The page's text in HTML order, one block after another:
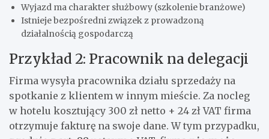
Wyjazd ma charakter służbowy (szkolenie branżowe)
Istnieje bezpośredni związek z prowadzoną
działalnością gospodarczą
Przykład 2: Pracownik na delegacji
Firma wysyła pracownika działu sprzedaży na
spotkanie z klientem w innym mieście. Za nocleg
w hotelu kosztujący 300 zł netto + 24 zł VAT firma
otrzymuje fakturę na swoje dane. W tym przypadku,